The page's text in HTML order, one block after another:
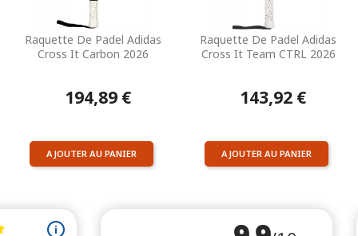
Raquette De Padel Adidas
Cross It Carbon 2026
194,89 €
AJOUTER AU PANIER
Raquette De Padel Adidas
Cross It Team CTRL 2026
143,92 €
AJOUTER AU PANIER